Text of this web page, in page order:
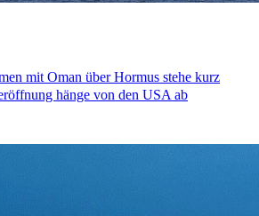
mit Oman über Hormus stehe kurz
hänge von den USA ab